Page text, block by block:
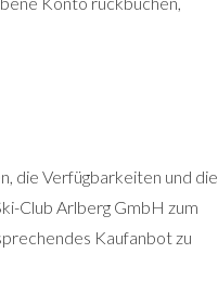
die Verfügbarkeiten und die
Club Arlberg GmbH zum
Kaufanbot zu